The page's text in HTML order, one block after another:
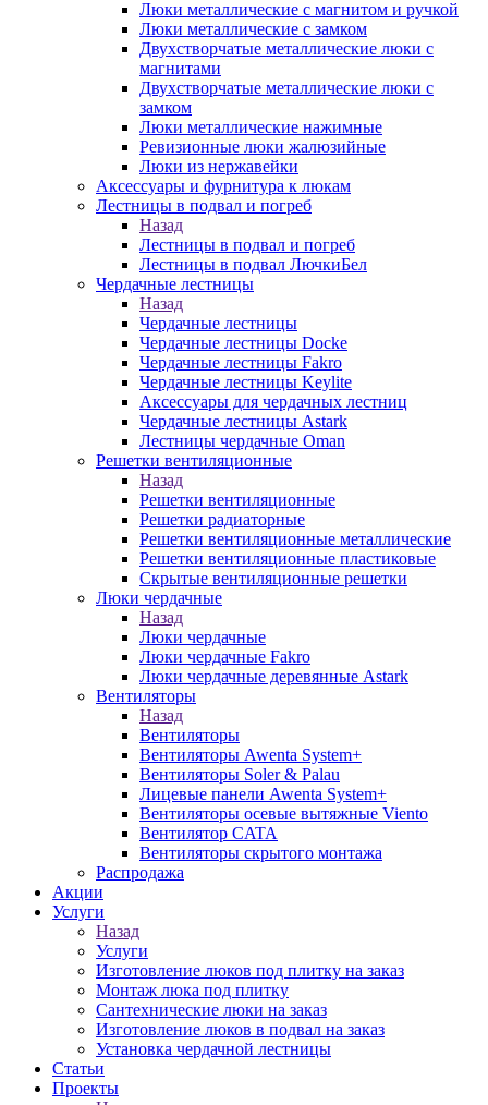
Люки металлические с магнитом и ручкой
Люки металлические с замком
Двухстворчатые металлические люки с
магнитами
Двухстворчатые металлические люки с
замком
Люки металлические нажимные
Ревизионные люки жалюзийные
Люки из нержавейки
Аксессуары и фурнитура к люкам
Лестницы в подвал и погреб
Назад
Лестницы в подвал и погреб
Лестницы в подвал ЛючкиБел
Чердачные лестницы
Назад
Чердачные лестницы
Чердачные лестницы Docke
Чердачные лестницы Fakro
Чердачные лестницы Keylite
Аксессуары для чердачных лестниц
Чердачные лестницы Astark
Лестницы чердачные Oman
Решетки вентиляционные
Назад
Решетки вентиляционные
Решетки радиаторные
Решетки вентиляционные металлические
Решетки вентиляционные пластиковые
Скрытые вентиляционные решетки
Люки чердачные
Назад
Люки чердачные
Люки чердачные Fakro
Люки чердачные деревянные Astark
Вентиляторы
Назад
Вентиляторы
Вентиляторы Awenta System+
Вентиляторы Soler & Palau
Лицевые панели Awenta System+
Вентиляторы осевые вытяжные Viento
Вентилятор CATA
Вентиляторы скрытого монтажа
Распродажа
Акции
Услуги
Назад
Услуги
Изготовление люков под плитку на заказ
Монтаж люка под плитку
Сантехнические люки на заказ
Изготовление люков в подвал на заказ
Установка чердачной лестницы
Статьи
Проекты